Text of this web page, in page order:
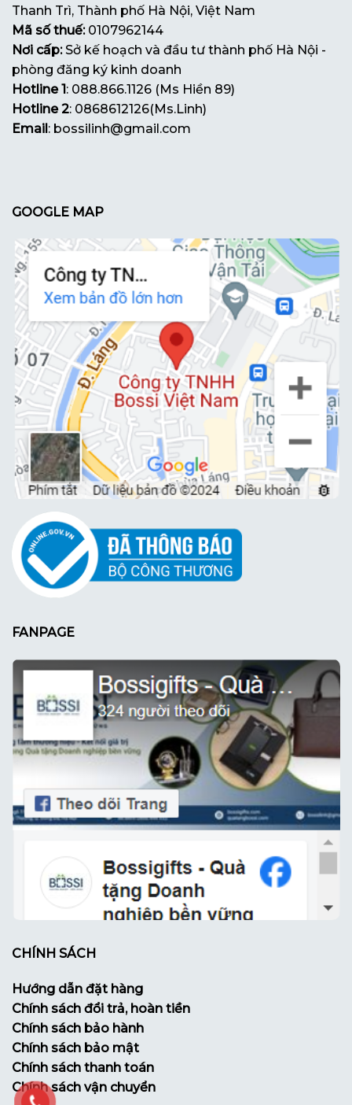
Thanh Trì, Thành phố Hà Nội, Việt Nam
Mã số thuế:0107962144
Nơi cấp:Sở kế hoạch và đầu tư thành phố Hà Nội -
phòng đăng ký kinh doanh
Hotline 1 : 088.866.1126 (Ms Hiền 89)
Hotline 2: 0868612126(Ms.Linh)
Email : bossilinh@gmail.com
GOOGLE MAP
FANPAGE
CHÍNH SÁCH
Hướng dẫn đặt hàng
Chính sách đổi trả, hoàn tiền
Chính sách bảo hành
Chính sách bảo mật
Chính sách thanh toán
Chính sách vận chuyển